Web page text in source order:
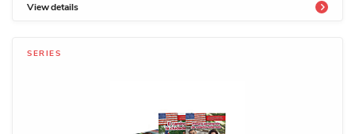
View details
SERIES